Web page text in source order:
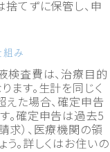
てずに保管し、申
み
検査費は、治療目的
す。生計を同じく
た場合、確定申告
。確定申告は過去5
）、医療機関の領
。詳しくはお住いの